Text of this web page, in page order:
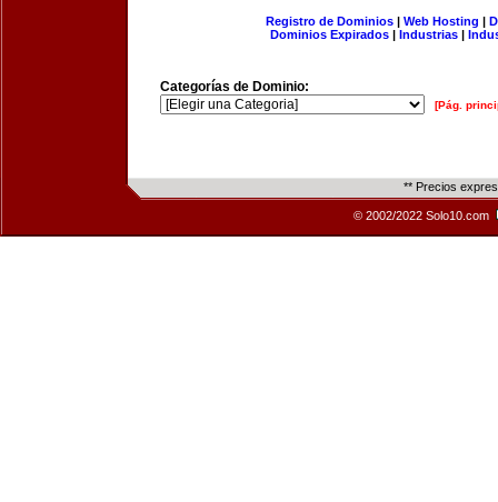
Registro de Dominios| Web Hosting |
Dominios Expirados | Industrias |
Categorías de Dominio:
[Pág.
** Precios
© 2002/2022 Solo10.com